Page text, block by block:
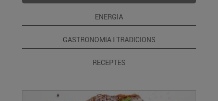
ENERGIA
GASTRONOMIA I TRADICIONS
RECEPTES